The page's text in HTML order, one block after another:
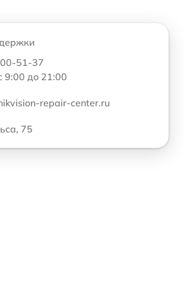
51-37
9:00 до 21:00
repair-center.ru
75